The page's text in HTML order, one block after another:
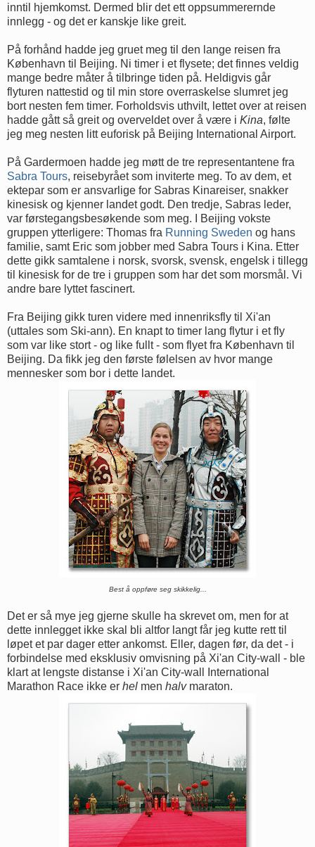
inntil hjemkomst. Dermed blir det ett oppsummerernde
innlegg - og det er kanskje like greit.
På forhånd hadde jeg gruet meg til den lange reisen fra
København til Beijing. Ni timer i et flysete; det finnes veldig
mange bedre måter å tilbringe tiden på. Heldigvis går
flyturen nattestid og til min store overraskelse slumret jeg
bort nesten fem timer. Forholdsvis uthvilt, lettet over at reisen
hadde gått så greit og overveldet over å være i Kina, følte
jeg meg nesten litt euforisk på Beijing International Airport.
På Gardermoen hadde jeg møtt de tre representantene fra
Sabra Tours, reisebyrået som inviterte meg. To av dem, et
ektepar som er ansvarlige for Sabras Kinareiser, snakker
kinesisk og kjenner landet godt. Den tredje, Sabras leder,
var førstegangsbesøkende som meg. I Beijing vokste
gruppen ytterligere: Thomas fra Running Sweden og hans
familie, samt Eric som jobber med Sabra Tours i Kina. Etter
dette gikk samtalene i norsk, svorsk, svensk, engelsk i tillegg
til kinesisk for de tre i gruppen som har det som morsmål. Vi
andre bare lyttet fascinert.
Fra Beijing gikk turen videre med innenriksfly til Xi'an
(uttales som Ski-ann). En knapt to timer lang flytur i et fly
som var like stort - og like fullt - som flyet fra København til
Beijing. Da fikk jeg den første følelsen av hvor mange
mennesker som bor i dette landet.
Best å oppføre seg skikkelig...
Det er så mye jeg gjerne skulle ha skrevet om, men for at
dette innlegget ikke skal bli altfor langt får jeg kutte rett til
løpet et par dager etter ankomst. Eller, dagen før, da det - i
forbindelse med eksklusiv omvisning på Xi'an City-wall - ble
klart at lengste distanse i Xi'an City-wall International
Marathon Race ikke er hel men halvmaraton.